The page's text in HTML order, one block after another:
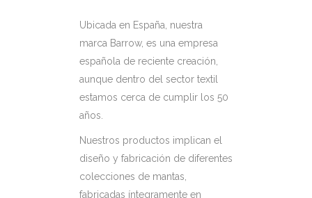
Ubicada en España, nuestra
marca Barrow, es una empresa
española de reciente creación,
aunque dentro del sector textil
estamos cerca de cumplir los 50
años.
Nuestros productos implican el
diseño y fabricación de diferentes
colecciones de mantas,
fabricadas íntegramente en